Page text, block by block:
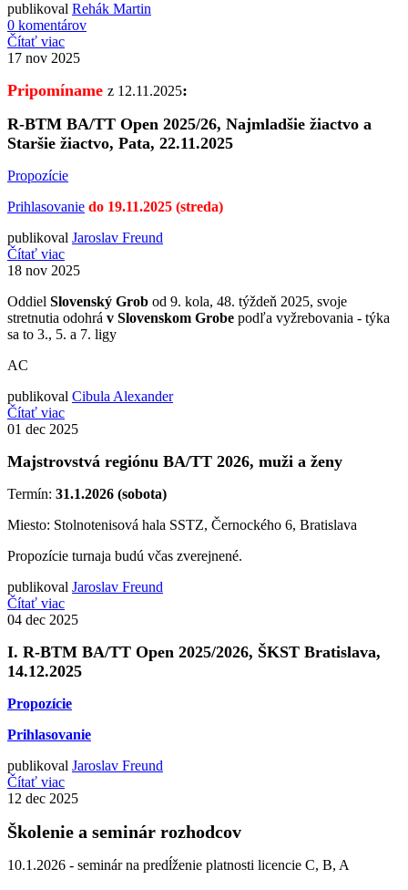
publikoval Rehák Martin
0 komentárov
Čítať viac
17 nov 2025
Pripomíname z 12.11.2025:
R-BTM BA/TT Open 2025/26, Najmladšie žiactvo a
Staršie žiactvo, Pata, 22.11.2025
Propozície
Prihlasovanie do 19.11.2025 (streda)
publikoval Jaroslav Freund
Čítať viac
18 nov 2025
Oddiel Slovenský Grob od 9. kola, 48. týždeň 2025, svoje
stretnutia odohrá v Slovenskom Grobe podľa vyžrebovania - týka
sa to 3., 5. a 7. ligy
AC
publikoval Cibula Alexander
Čítať viac
01 dec 2025
Majstrovstvá regiónu BA/TT 2026, muži a ženy
Termín: 31.1.2026 (sobota)
Miesto: Stolnotenisová hala SSTZ, Černockého 6, Bratislava
Propozície turnaja budú včas zverejnené.
publikoval Jaroslav Freund
Čítať viac
04 dec 2025
I. R-BTM BA/TT Open 2025/2026, ŠKST Bratislava,
14.12.2025
Propozície
Prihlasovanie
publikoval Jaroslav Freund
Čítať viac
12 dec 2025
Školenie a seminár rozhodcov
10.1.2026 - seminár na predĺženie platnosti licencie C, B, A